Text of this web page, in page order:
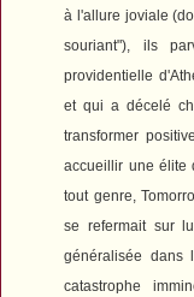
à l'allure joviale
souriant"), ils
providentielle
et qui a décelé
transformer
accueillir une élite
tout genre,
se refermait sur
généralisée dans
catastrophe